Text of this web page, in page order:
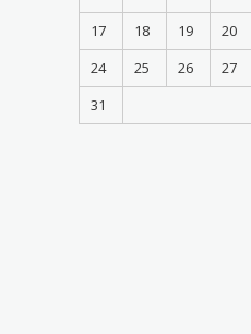
17
18 19 20
24
25 26 27
31